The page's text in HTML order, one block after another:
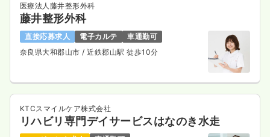
医療法人藤井整形外科
藤井整形外科
直接応募求人 電子カルテ
車通勤可
奈良県大和郡山市/ 近鉄郡山駅 徒歩10分
KTCスマイルケア株式会社
リハビリ専門デイサービスはなのき水走